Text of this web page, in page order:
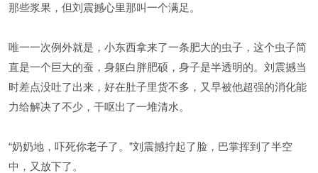
那些浆果，但刘震撼心里那叫一个满足。
唯一一次例外就是，小东西拿来了一条肥大的虫子，这个虫子简
直是一个巨大的蚕，身躯白胖肥硕，身子是半透明的。刘震撼当
时差点没吐了出来，好在肚子里货不多，又早被他超强的消化能
力给解决了不少，干呕出了一堆清水。
“奶奶地，吓死你老子了。”刘震撼拧起了脸，巴掌挥到了半空
中，又放下了。